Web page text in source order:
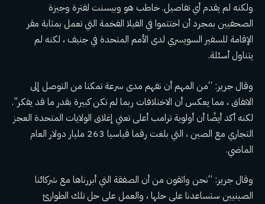
ولكنه لم يقدم أي تفاصيل. خاطب هو وبيسنت لفترة وجيزة
الصحفيين بمجرد أن اختتموا في الفيلا الفخمة التي تعمل بمثابة مقر
الإقامة للسفير السويسري لدى الأمم المتحدة في جنيف ، لكنه لم
يتناول أسئلة.
وقال جرير: “من المهم أن نفهم مدى سرعة تمكنا من التوصل إلى
الاتفاق ، مما يعكس أن الاختلافات ربما لم تكن كبيرة بقدر ما قد يفكر”.
لكنه أكد أيضًا أن أولوية ترامب أعلى تعني إغلاق الولايات المتحدة العجز
التجاري
مع الصين ، التي بلغت رقما قياسيا 263 مليار دولار العام
الماضي.
وقال جرير: “نحن واثقون من أن الصفقة التي أبررناها مع شركائنا
الصينيين ستساعدنا على حلها ، والعمل على حل تلك الطوارئ